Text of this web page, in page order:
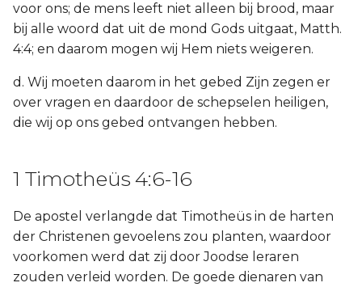
voor ons; de mens leeft niet alleen bij brood, maar
bij alle woord dat uit de mond Gods uitgaat, Matth.
4:4; en daarom mogen wij Hem niets weigeren.
d. Wij moeten daarom in het gebed Zijn zegen er
over vragen en daardoor de schepselen heiligen,
die wij op ons gebed ontvangen hebben.
1 Timotheüs 4:6-16
De apostel verlangde dat Timotheüs in de harten
der Christenen gevoelens zou planten, waardoor
voorkomen werd dat zij door Joodse leraren
zouden verleid worden. De goede dienaren van